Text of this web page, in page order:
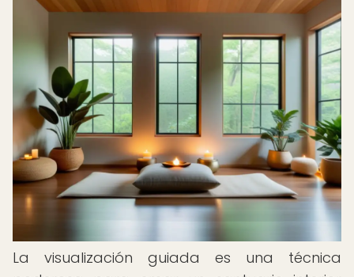
La visualización guiada es una técnica